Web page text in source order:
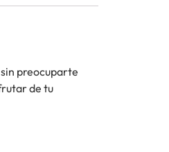
preocuparte
de tu